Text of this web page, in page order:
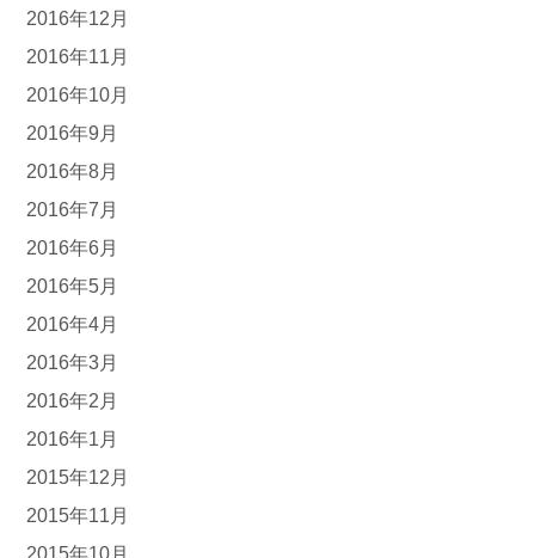
2016年12月
2016年11月
2016年10月
2016年9月
2016年8月
2016年7月
2016年6月
2016年5月
2016年4月
2016年3月
2016年2月
2016年1月
2015年12月
2015年11月
2015年10月